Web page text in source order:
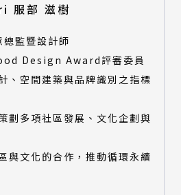
設計類
設計類
部 滋樹
監暨設計師
Design Award評審委員
、空間建築與品牌識別之指標
劃多項社區發展、文化企劃與
與文化的合作，推動循環永續